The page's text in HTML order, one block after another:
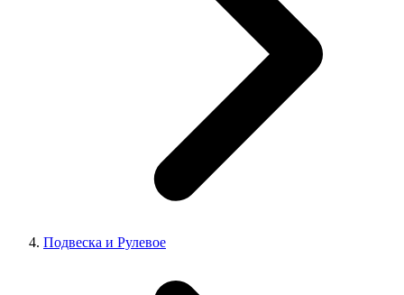
Подвеска и Рулевое